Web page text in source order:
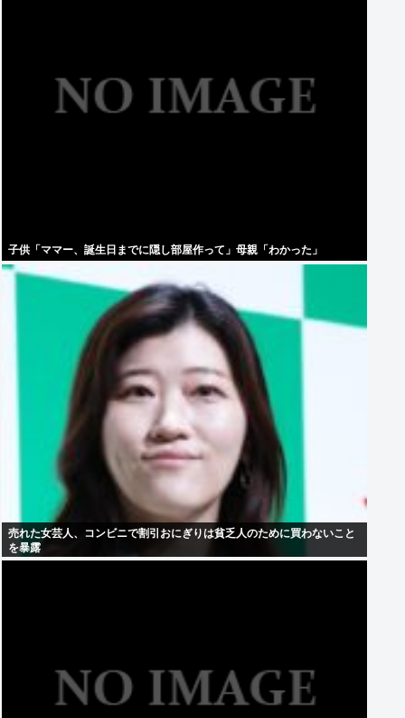
子供「ママー、誕生日までに隠し部屋作って」母親「わかった」
売れた女芸人、コンビニで割引おにぎりは貧乏人のために買わないこと
を暴露